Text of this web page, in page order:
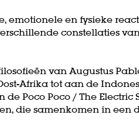
emotionele en fysieke
constellaties
van Augustus
Afrika tot aan de
Poco Poco / The Electric
die samenkomen in een